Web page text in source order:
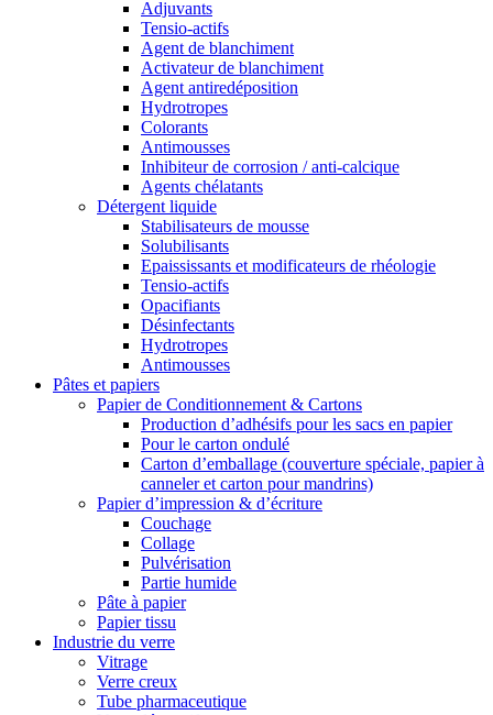
Adjuvants
Tensio-actifs
Agent de blanchiment
Activateur de blanchiment
Agent antiredéposition
Hydrotropes
Colorants
Antimousses
Inhibiteur de corrosion / anti-calcique
Agents chélatants
Détergent liquide
Stabilisateurs de mousse
Solubilisants
Epaississants et modificateurs de rhéologie
Tensio-actifs
Opacifiants
Désinfectants
Hydrotropes
Antimousses
Pâtes et papiers
Papier de Conditionnement & Cartons
Production d’adhésifs pour les sacs en papier
Pour le carton ondulé
Carton d’emballage (couverture spéciale, papier à
canneler et carton pour mandrins)
Papier d’impression & d’écriture
Couchage
Collage
Pulvérisation
Partie humide
Pâte à papier
Papier tissu
Industrie du verre
Vitrage
Verre creux
Tube pharmaceutique